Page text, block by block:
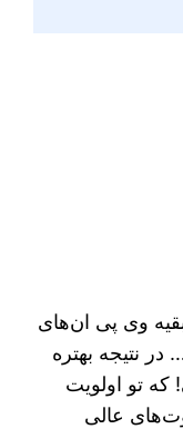
وی پی ان‌های
نتیجه بهتره
تو اولویت
عالی